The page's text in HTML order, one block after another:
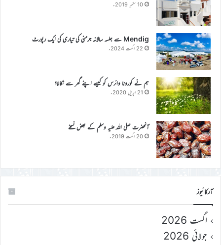
10 ستمبر 2019ء
Mendig سے جلسہ سالانہ جرمنی کی تیاری کی ایک رپورٹ
22 اگست 2024ء
ہم نے کورونا وائرس کو کیسے اپنے گھر سے نکالا؟
21 اپریل 2020ء
آنحضرت صلی اللہ علیہ وسلم کے بعض نسخے
20 اگست 2019ء
آرکائیوز
اگست 2026
جولائی 2026